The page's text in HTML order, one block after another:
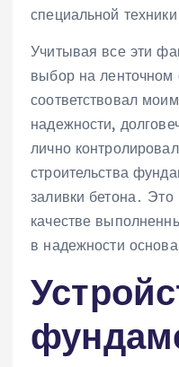
специальной
Учитывая все эти
выбор на
соответствовал
надежности,
лично
строительства
заливки бетона․
качестве
в надежности